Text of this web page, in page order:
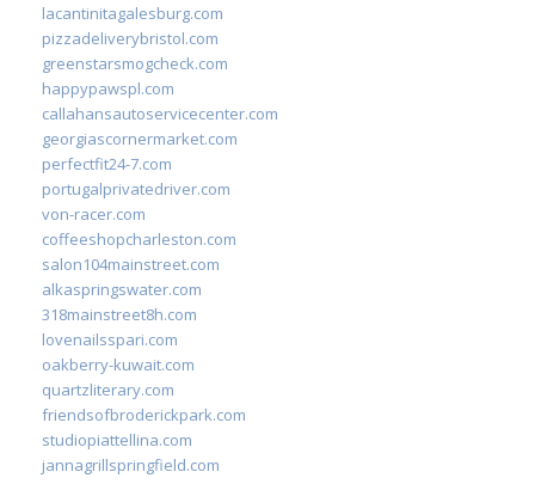
lacantinitagalesburg.com
pizzadeliverybristol.com
greenstarsmogcheck.com
happypawspl.com
callahansautoservicecenter.com
georgiascornermarket.com
perfectfit24-7.com
portugalprivatedriver.com
von-racer.com
coffeeshopcharleston.com
salon104mainstreet.com
alkaspringswater.com
318mainstreet8h.com
lovenailsspari.com
oakberry-kuwait.com
quartzliterary.com
friendsofbroderickpark.com
studiopiattellina.com
jannagrillspringfield.com